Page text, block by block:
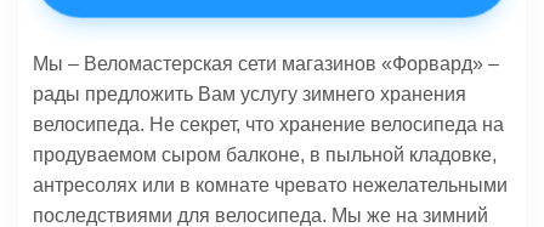
Мы – Веломастерская сети магазинов «Форвард» –
рады предложить Вам услугу зимнего хранения
велосипеда. Не секрет, что хранение велосипеда на
продуваемом сыром балконе, в пыльной кладовке,
антресолях или в комнате чревато нежелательными
последствиями для велосипеда. Мы же на зимний